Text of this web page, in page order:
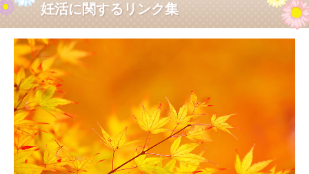
妊活に関するリンク集